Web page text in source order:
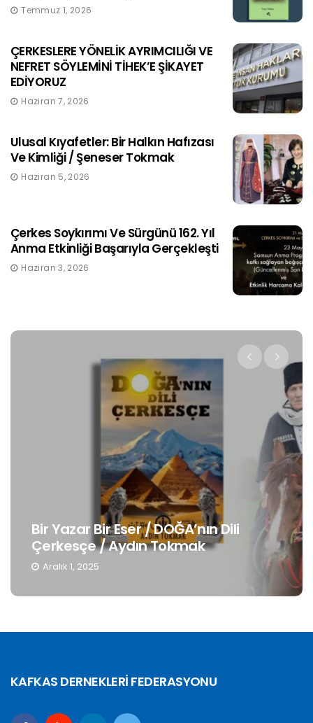
Temmuz 1, 2026
ÇERKESLERE YÖNELİK AYRIMCILIĞI VE
NEFRET SÖYLEMİNİ TİHEK’E ŞİKAYET
EDİYORUZ
Haziran 7, 2026
Ulusal Kıyafetler: Bir Halkın Hafızası
Ve Kimliği / Şeneser Tokmak
Haziran 5, 2026
Çerkes Soykırımı Ve Sürgünü 162. Yıl
Anma Etkinliği Başarıyla Gerçekleşti
Haziran 3, 2026
Bir Yazar Bir Eser / DOĞA’nın Dili
Çerkesçe / Aydın Tokmak
Aralık 1, 2025
KAFKAS DERNEKLERİ FEDERASYONU